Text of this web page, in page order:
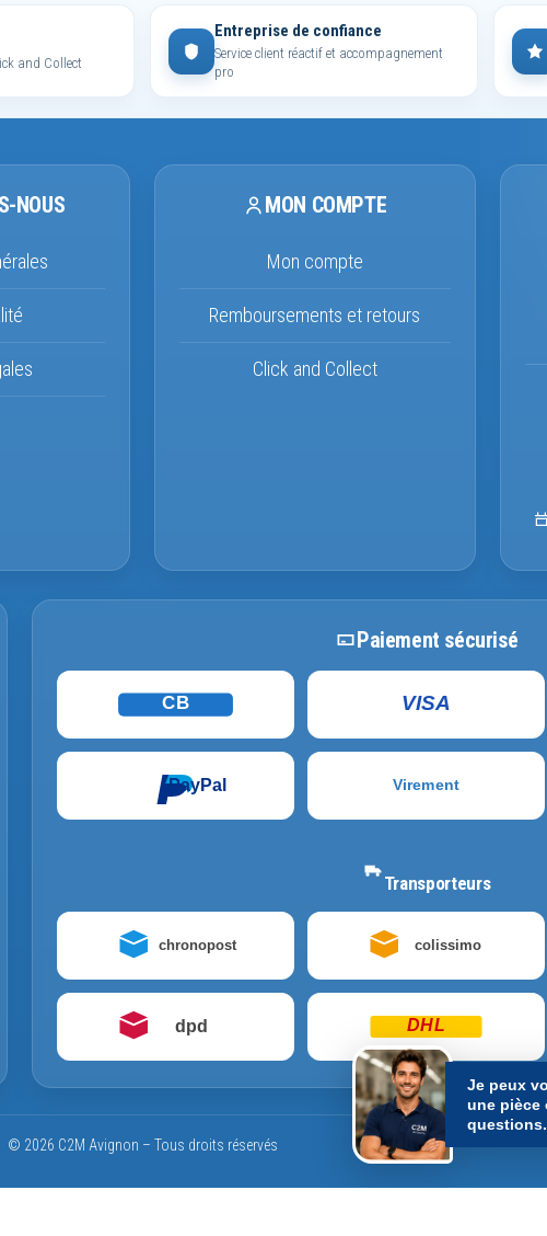
and Collect
Entreprise de confiance
Service client réactif et accompagnement
pro
NOUS MON COMPTE
Mon compte
Remboursements et retours
Click and Collect
Paiement sécurisé
CB VISA
PayPal Virement
Transporteurs
chronopost colissimo
dpd DHL
© 2026 C2M Avignon – Tous droits réservés
Je peux
une pièce
questions.